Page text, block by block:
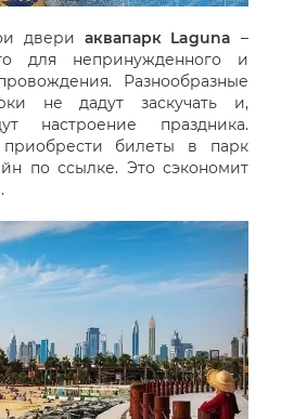
двери аквапарк Laguna –
для непринужденного и
Разнообразные
не дадут заскучать и,
настроение праздника.
билеты в парк
по ссылке. Это сэкономит